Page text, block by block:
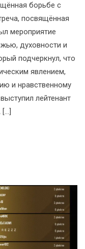
борьбе с
посвящённая
мероприятие
духовности и
подчеркнул, что
явлением,
и нравственному
лейтенант
[…]